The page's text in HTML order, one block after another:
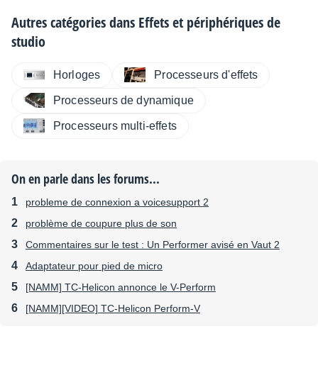
Autres catégories dans Effets et périphériques de
studio
Horloges Processeurs d'effets
Processeurs de dynamique
Processeurs multi-effets
On en parle dans les forums...
probleme de connexion a voicesupport 2
problème de coupure plus de son
Commentaires sur le test : Un Performer avisé en Vaut 2
Adaptateur pour pied de micro
[NAMM] TC-Helicon annonce le V-Perform
[NAMM][VIDEO] TC-Helicon Perform-V